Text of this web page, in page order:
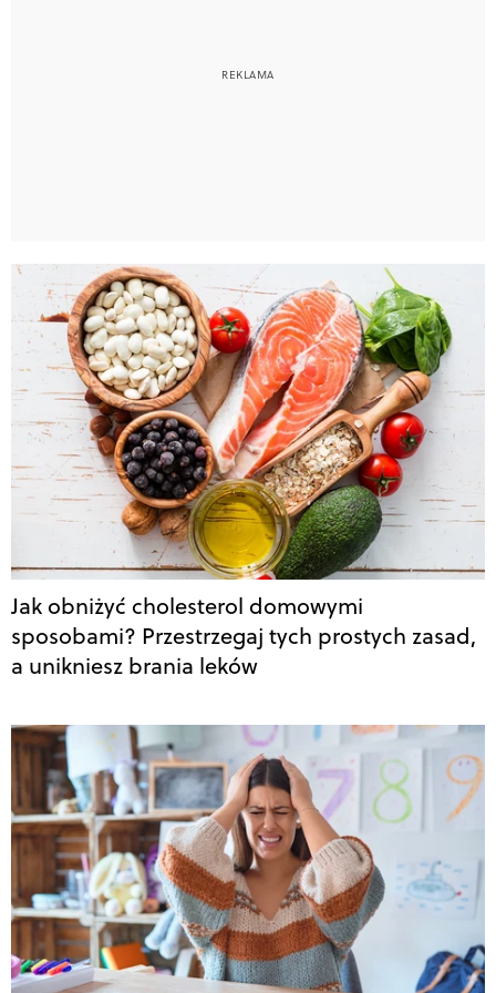
Jak obniżyć cholesterol domowymi
sposobami? Przestrzegaj tych prostych zasad,
a unikniesz brania leków